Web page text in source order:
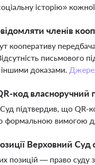
історію»
членів
кооперативу
письмового
доказами.
код власноручний
підтвердив, що QR-
формальною вимогою
Верховний
позицій — право суду